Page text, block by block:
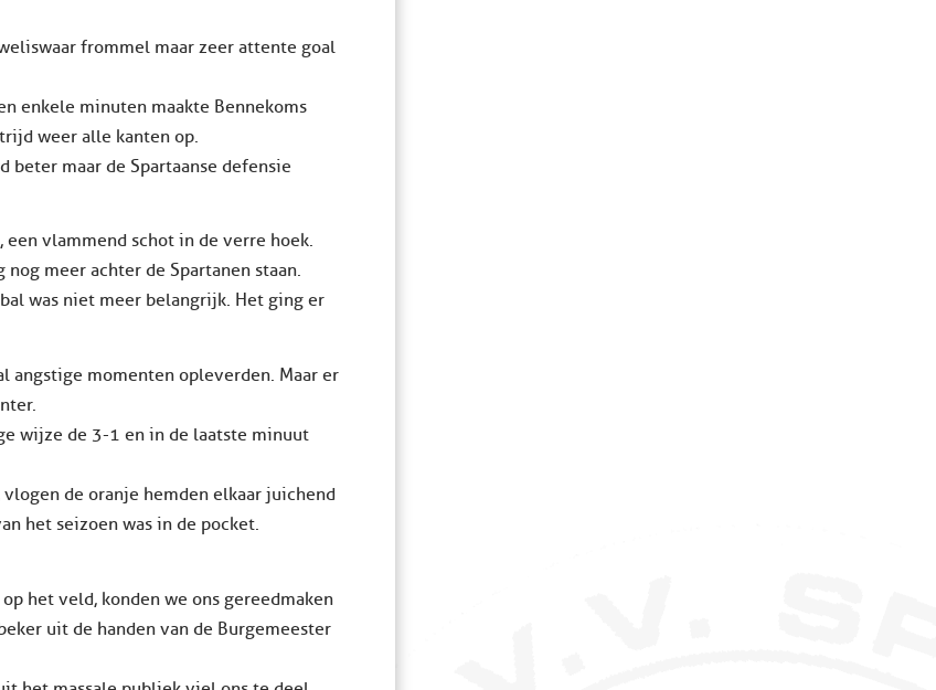
frommel maar zeer attente goal
enkele minuten maakte Bennekoms
weer alle kanten op.
maar de Spartaanse defensie
vlammend schot in de verre hoek.
meer achter de Spartanen staan.
was niet meer belangrijk. Het ging er
angstige momenten opleverden. Maar er
wijze de 3-1 en in de laatste minuut
de oranje hemden elkaar juichend
het seizoen was in de pocket.
het veld, konden we ons gereedmaken
uit de handen van de Burgemeester